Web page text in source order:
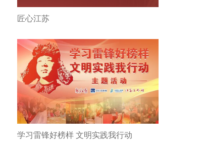
匠心江苏
学习雷锋好榜样 文明实践我行动